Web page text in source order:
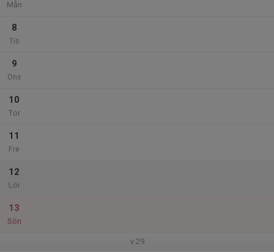
Mån
8
Tis
9
Ons
10
Tor
11
Fre
12
Lör
13
Sön
v.29